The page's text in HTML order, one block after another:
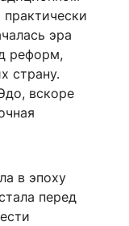
эра
реформ,
страну.
вскоре
в эпоху
перед